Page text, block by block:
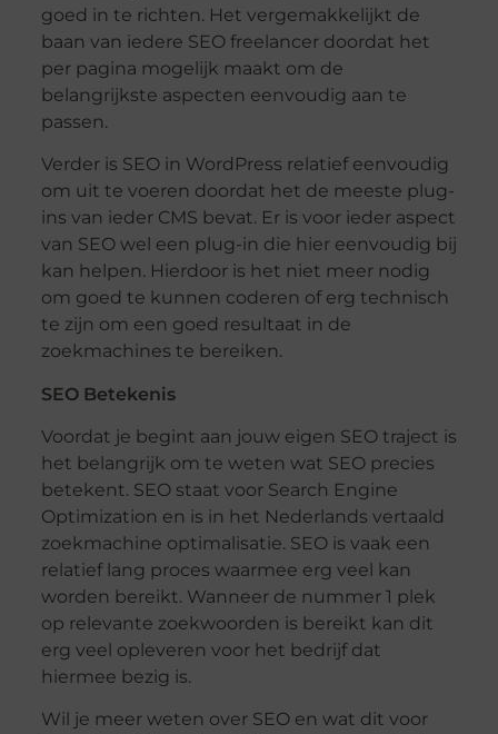
goed in te richten. Het vergemakkelijkt de
baan van iedere SEO freelancer doordat het
per pagina mogelijk maakt om de
belangrijkste aspecten eenvoudig aan te
passen.
Verder is SEO in WordPress relatief eenvoudig
om uit te voeren doordat het de meeste plug-
ins van ieder CMS bevat. Er is voor ieder aspect
van SEO wel een plug-in die hier eenvoudig bij
kan helpen. Hierdoor is het niet meer nodig
om goed te kunnen coderen of erg technisch
te zijn om een goed resultaat in de
zoekmachines te bereiken.
SEO Betekenis
Voordat je begint aan jouw eigen SEO traject is
het belangrijk om te weten wat SEO precies
betekent. SEO staat voor Search Engine
Optimization en is in het Nederlands vertaald
zoekmachine optimalisatie. SEO is vaak een
relatief lang proces waarmee erg veel kan
worden bereikt. Wanneer de nummer 1 plek
op relevante zoekwoorden is bereikt kan dit
erg veel opleveren voor het bedrijf dat
hiermee bezig is.
Wil je meer weten over SEO en wat dit voor